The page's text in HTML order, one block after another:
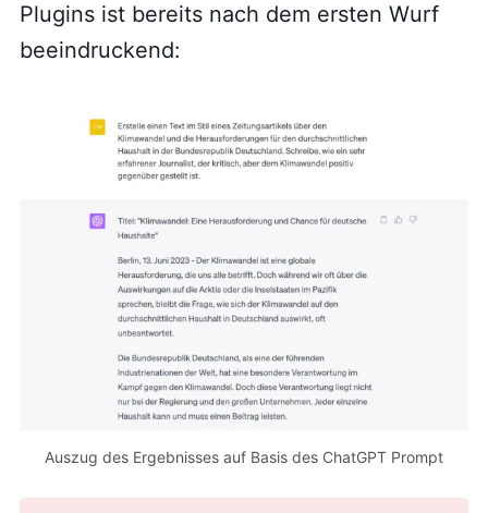
Plugins ist bereits nach dem ersten Wurf
beeindruckend:
Auszug des Ergebnisses auf Basis des ChatGPT Prompt